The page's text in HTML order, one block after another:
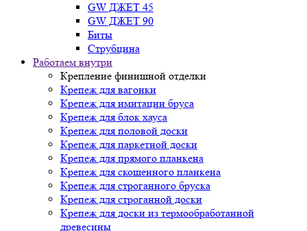
GW ДЖЕТ 45
GW ДЖЕТ 90
Биты
Струбцина
Работаем внутри
Крепление финишной отделки
Крепеж для вагонки
Крепеж для имитации бруса
Крепеж для блок хауса
Крепеж для половой доски
Крепеж для паркетной доски
Крепеж для прямого планкена
Крепеж для скошенного планкена
Крепеж для строганного бруска
Крепеж для строганной доски
Крепеж для доски из термообработанной
древесины